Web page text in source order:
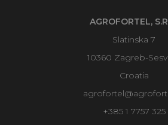
AGROFORTEL,
Slatinska 7
10360 Zagreb-
Croatia
+385 1 7757 325